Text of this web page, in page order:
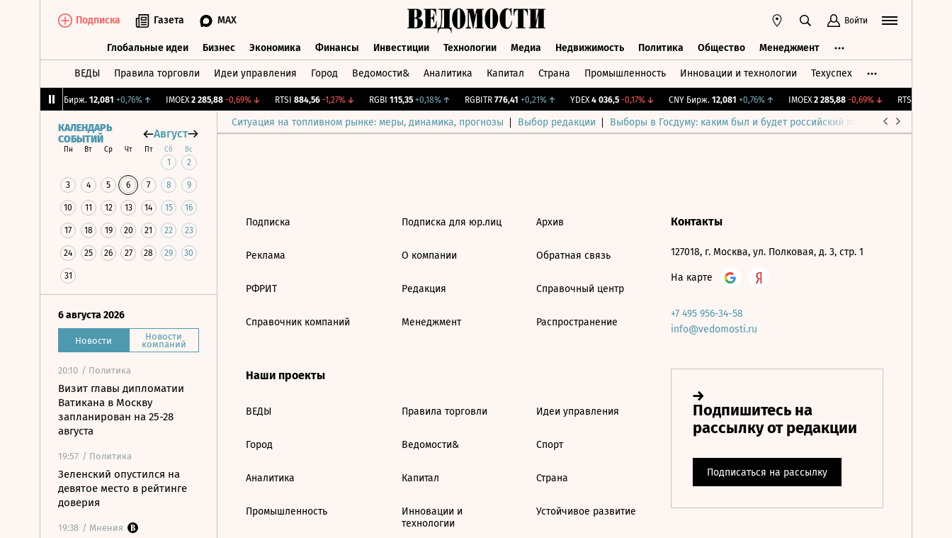
Подписка Газета MAX Войти
Глобальные идеи Бизнес Экономика Финансы Инвестиции Технологии Медиа Недвижимость Политика Общество Менеджмент
ВЕДЫ Правила торговли Идеи управления Город Ведомости& Аналитика Капитал Страна Промышленность Инновации и технологии Техуспех
CNY Бирж. 12,081 +0,76%↑ IMOEX 2 285,88 -0,69%↓ RTSI 884,56 -1,27%↓ RGBI 115,35 +0,18%↑ RGBITR 776,41 +0,21%↑ YDEX 4 036,5 -0,17%↓ CNY Бирж. 12,081 +0,76%↑ IMOEX 2 285,88 -0,69%↓ RTSI 884,56
Ситуация на топливном рынке: меры, динамика, прогнозы Выбор редакции Выборы в Госдуму: каким был и будет российский парламент
КАЛЕНДАРЬ
СОБЫТИЙ
Август
Пн Вт Ср Чт Пт Сб Вс
1 2
3 4 5 6 7 8 9
10 11 12 13 14 15 16
17 18 19 20 21 22 23
24 25 26 27 28 29 30
31
6 августа 2026
Новости Новости
компаний
20:10 / Политика
Визит главы дипломатии
Ватикана в Москву
запланирован на 25-28
августа
19:57 / Политика
Зеленский опустился на
девятое место в рейтинге
доверия
19:38 / Мнения
Подписка
Реклама
РФРИТ
Справочник компаний
Подписка для юр.лиц
О компании
Редакция
Менеджмент
Архив
Обратная связь
Справочный центр
Распространение
Наши проекты
ВЕДЫ
Город
Аналитика
Промышленность
Правила торговли
Ведомости&
Капитал
Инновации и
технологии
Идеи управления
Спорт
Страна
Устойчивое развитие
Контакты
127018, г. Москва, ул. Полковая, д. 3, стр. 1
На карте
+7 495 956-34-58
info@vedomosti.ru